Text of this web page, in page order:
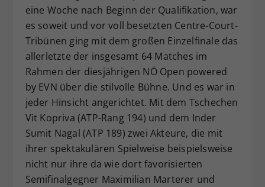
eine Woche nach Beginn der Qualifikation, war
es soweit und vor voll besetzten Centre-Court-
Tribünen ging mit dem großen Einzelfinale das
allerletzte der insgesamt 64 Matches im
Rahmen der diesjährigen NÖ Open powered
by EVN über die stilvolle Bühne. Und es war in
jeder Hinsicht angerichtet. Mit dem Tschechen
Vit Kopriva (ATP-Rang 194) und dem Inder
Sumit Nagal (ATP 189) zwei Akteure, die mit
ihrer spektakulären Spielweise beispielsweise
nicht nur ihre da wie dort favorisierten
Semifinalgegner Maximilian Marterer und
Zweck
Dieser Wert speichert Ihre Consent-
Einstellungen. Unter anderem eine
zufällig generierte ID, für die
historische Speicherung Ihrer
vorgenommen Einstellungen, falls der
Webseiten-Betreiber dies eingestellt
hat.